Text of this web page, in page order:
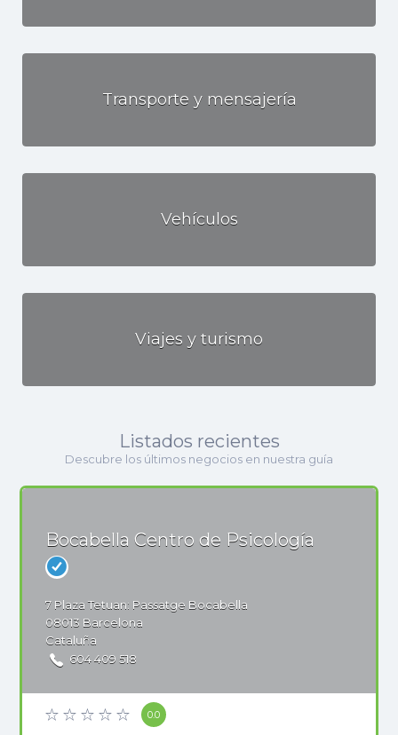
Transporte y mensajería
Vehículos
Viajes y turismo
Listados recientes
Descubre los últimos negocios en nuestra guía
Bocabella Centro de Psicología
7 Plaza Tetuan: Passatge Bocabella
08013 Barcelona
Cataluña
604 409 518
0.0